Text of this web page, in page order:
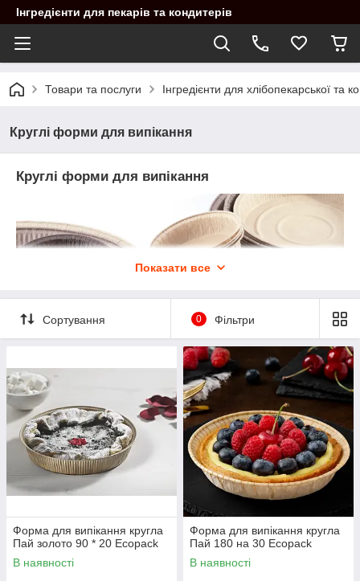
Інгредієнти для пекарів та кондитерів
Товари та послуги Інгредієнти для хлібопекарської та
Круглі форми для випікання
Круглі форми для випікання
Показати все
Сортування 0 Фільтри
Форма для випікання кругла
Пай золото 90 * 20 Ecopack
В наявності
Форма для випікання кругла
Пай 180 на 30 Ecopack
В наявності